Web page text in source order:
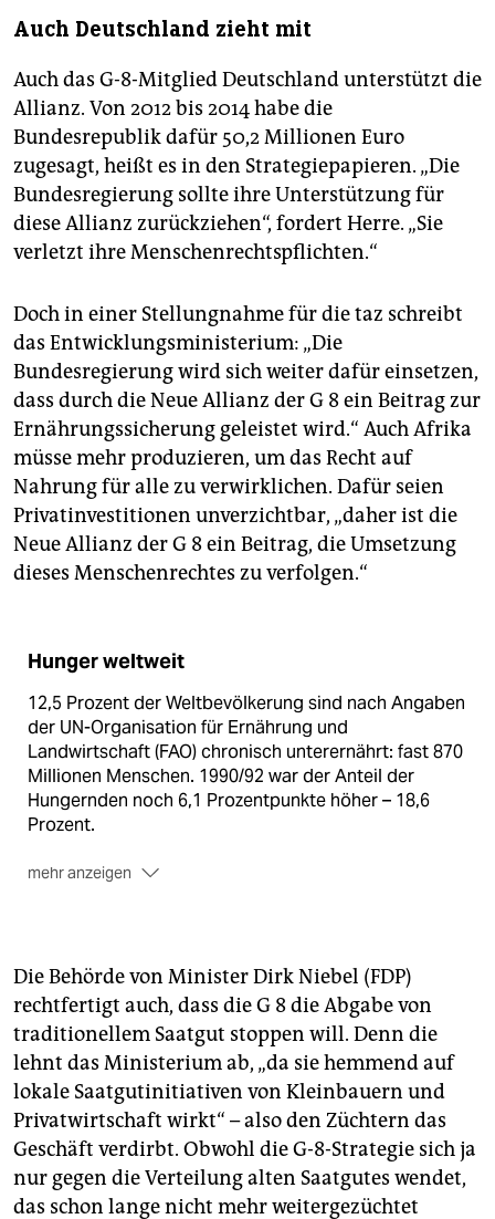
Auch Deutschland zieht mit
Auch das G-8-Mitglied Deutschland unterstützt die
Allianz. Von 2012 bis 2014 habe die
Bundesrepublik dafür 50,2 Millionen Euro
zugesagt, heißt es in den Strategiepapieren. „Die
Bundesregierung sollte ihre Unterstützung für
diese Allianz zurückziehen“, fordert Herre. „Sie
verletzt ihre Menschenrechtspflichten.“
Doch in einer Stellungnahme für die taz schreibt
das Entwicklungsministerium: „Die
Bundesregierung wird sich weiter dafür einsetzen,
dass durch die Neue Allianz der G 8 ein Beitrag zur
Ernährungssicherung geleistet wird.“ Auch Afrika
müsse mehr produzieren, um das Recht auf
Nahrung für alle zu verwirklichen. Dafür seien
Privatinvestitionen unverzichtbar, „daher ist die
Neue Allianz der G 8 ein Beitrag, die Umsetzung
dieses Menschenrechtes zu verfolgen.“
Hunger weltweit
12,5 Prozent der Weltbevölkerung sind nach Angaben
der UN-Organisation für Ernährung und
Landwirtschaft (FAO) chronisch unterernährt: fast 870
Millionen Menschen. 1990/92 war der Anteil der
Hungernden noch 6,1 Prozentpunkte höher – 18,6
Prozent.
mehr anzeigen
Jährlich sterben 2,5 Millionen Kinder an den Folgen
des Hungers.
Ein Grund des Hungerproblems sind die weiter hohen
Lebensmittelpreise. Der Preisindex der FAO lag
inflationsbereinigt im vergangenen September fast
genauso hoch wie im gleichen Monat des
Krisenjahres 2008, als es Hungerrevolten in
Entwicklungsländern gab. Das führt dazu, dass sich
viele Arme nicht mehr genügend zu essen kaufen
können.(jma)
Die Behörde von Minister Dirk Niebel (FDP)
rechtfertigt auch, dass die G 8 die Abgabe von
traditionellem Saatgut stoppen will. Denn die
lehnt das Ministerium ab, „da sie hemmend auf
lokale Saatgutinitiativen von Kleinbauern und
Privatwirtschaft wirkt“ – also den Züchtern das
Geschäft verdirbt. Obwohl die G-8-Strategie sich ja
nur gegen die Verteilung alten Saatgutes wendet,
das schon lange nicht mehr weitergezüchtet